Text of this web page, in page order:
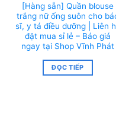
[Hàng sẵn] Quần blouse
trắng nữ ống suôn cho
sĩ, y tá điều dưỡng | Liên
đặt mua sỉ lẻ – Báo giá
ngay tại Shop Vĩnh Phát
ĐỌC TIẾP